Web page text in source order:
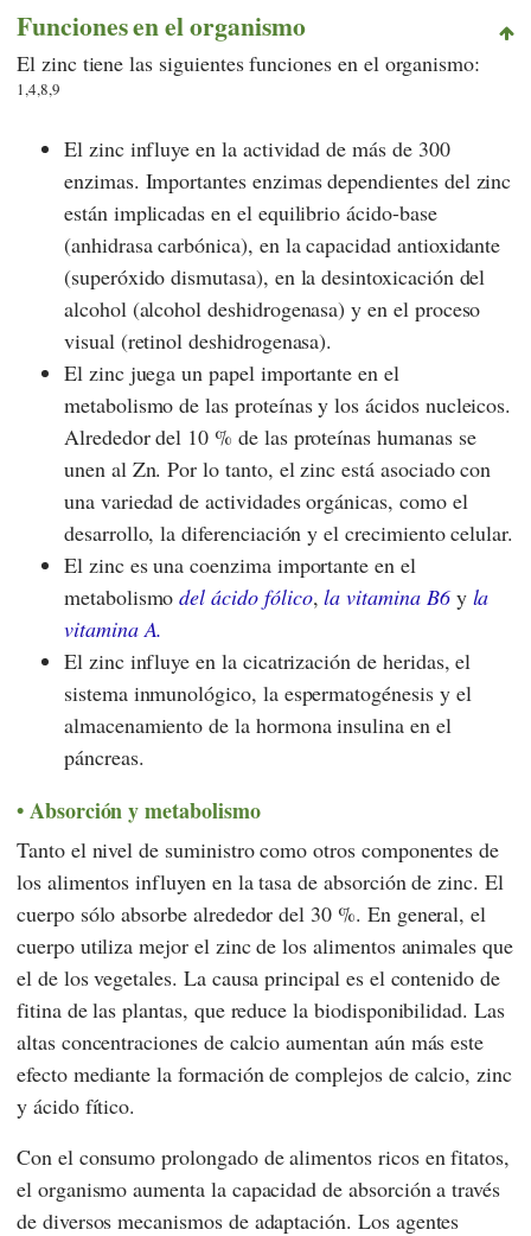
Funciones en el organismo
El zinc tiene las siguientes funciones en el organismo:
1,4,8,9
El zinc influye en la actividad de más de 300
enzimas. Importantes enzimas dependientes del zinc
están implicadas en el equilibrio ácido-base
(anhidrasa carbónica), en la capacidad antioxidante
(superóxido dismutasa), en la desintoxicación del
alcohol (alcohol deshidrogenasa) y en el proceso
visual (retinol deshidrogenasa).
El zinc juega un papel importante en el
metabolismo de las proteínas y los ácidos nucleicos.
Alrededor del 10 % de las proteínas humanas se
unen al Zn. Por lo tanto, el zinc está asociado con
una variedad de actividades orgánicas, como el
desarrollo, la diferenciación y el crecimiento celular.
El zinc es una coenzima importante en el
metabolismodel ácido fólico,la vitamina B6y la
vitamina A.
El zinc influye en la cicatrización de heridas, el
sistema inmunológico, la espermatogénesis y el
almacenamiento de la hormona insulina en el
páncreas.
Absorción y metabolismo
Tanto el nivel de suministro como otros componentes de
los alimentos influyen en la tasa de absorción de zinc. El
cuerpo sólo absorbe alrededor del 30 %. En general, el
cuerpo utiliza mejor el zinc de los alimentos animales que
el de los vegetales. La causa principal es el contenido de
fitina de las plantas, que reduce la biodisponibilidad. Las
altas concentraciones de calcio aumentan aún más este
efecto mediante la formación de complejos de calcio, zinc
y ácido fítico.
Con el consumo prolongado de alimentos ricos en fitatos,
el organismo aumenta la capacidad de absorción a través
de diversos mecanismos de adaptación. Los agentes